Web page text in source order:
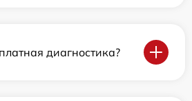
диагностика?